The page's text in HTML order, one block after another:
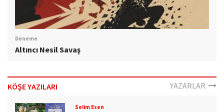
Deneme
Altıncı Nesil Savaş
KÖŞE YAZILARI YAZARLAR
Selim Esen